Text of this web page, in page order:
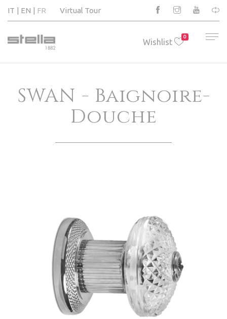
IT EN FR Virtual Tour
Wishlist
0
SWAN - Baignoire-
Douche